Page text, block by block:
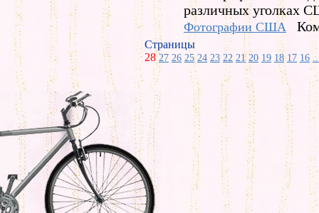
различных уголках
Фотографии США
Страницы
28 27 26 25 24 23 22 21 20 19 18 17 16